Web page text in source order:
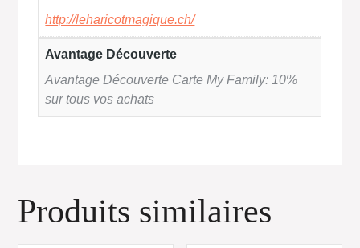
http://leharicotmagique.ch/
Avantage Découverte
Avantage Découverte Carte My Family: 10%
sur tous vos achats
Produits similaires